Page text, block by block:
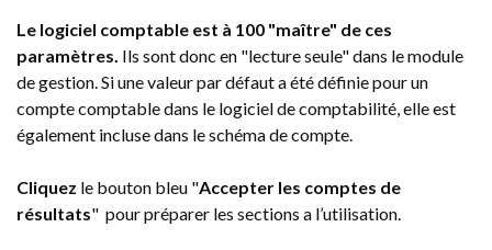
Le logiciel comptable est à 100 "maître" de ces
paramètres. Ils sont donc en "lecture seule" dans le module
de gestion. Si une valeur par défaut a été définie pour un
compte comptable dans le logiciel de comptabilité, elle est
également incluse dans le schéma de compte.
Cliquez le bouton bleu "Accepter les comptes de
résultats" pour préparer les sections a l’utilisation.